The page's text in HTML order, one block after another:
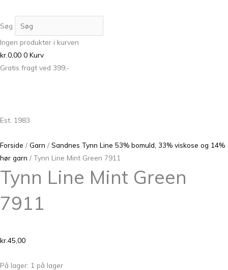
Søg
Ingen produkter i kurven
kr.0,00 0 Kurv
Gratis fragt ved 399,-
Est. 1983
Forside / Garn / Sandnes Tynn Line 53% bomuld, 33% viskose og 14%
hør garn / Tynn Line Mint Green 7911
Tynn Line Mint Green
7911
kr.45,00
På lager: 1 på lager